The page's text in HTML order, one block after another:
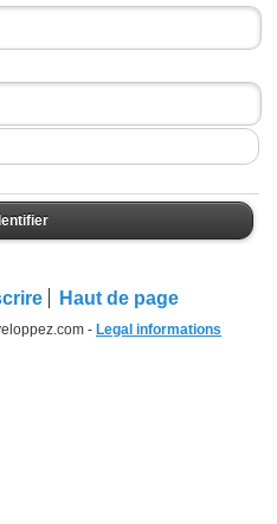
Haut de page
- Legal informations